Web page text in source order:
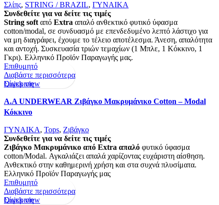
Σλίπς, STRING / BRAZIL, ΓΥΝΑΙΚΑ
Συνδεθείτε για να δείτε τις τιμές
String softαπό Extra απαλό ανθεκτικό φυτικό ύφασμα
cotton/modal, σε συνδυασμό με επενδεδυμένο λεπτό λάστιχο για
να μη διαγράφει, έχουμε το τέλειο αποτέλεσμα. Άνεση, απαλότητα
και αντοχή. Συσκευασία τριών τεμαχίων (1 Μπλε, 1 Κόκκινο, 1
Γκρι). Ελληνικό Προϊόν Παραγωγής μας.
Επιθυμητό
Διαβάστε περισσότερα
Quick view
Σύγκριση
Α.A UNDERWEAR Ζιβάγκο Μακρυμάνικο Cotton – Modal
Κόκκινο
ΓΥΝΑΙΚΑ, Tops, Ζιβάγκο
Συνδεθείτε για να δείτε τις τιμές
Ζιβάγκο Μακρυμάνικο από Extra απαλό φυτικό ύφασμα
cotton/Modal. Αγκαλιάζει απαλά χαρίζοντας ευχάριστη αίσθηση.
Ανθεκτικό στην καθημερινή χρήση και στα συχνά πλυσίματα.
Ελληνικό Προϊόν Παραγωγής μας
Επιθυμητό
Διαβάστε περισσότερα
Quick view
Σύγκριση